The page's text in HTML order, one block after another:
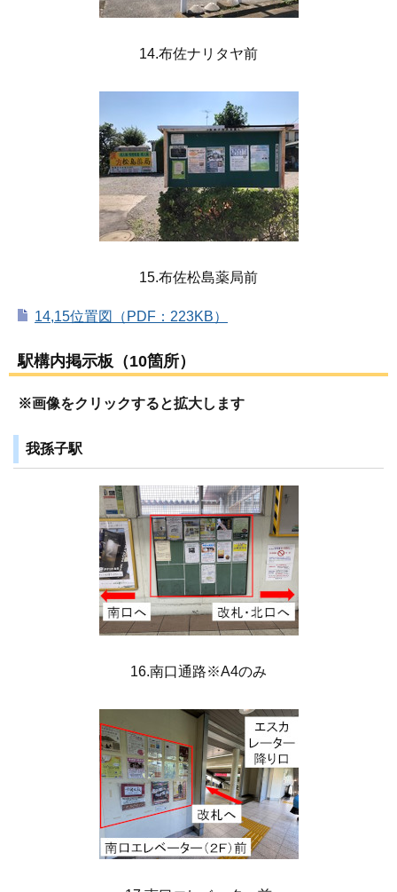
14.布佐ナリタヤ前
15.布佐松島薬局前
14,15位置図（PDF：223KB）
駅構内掲示板（10箇所）
※画像をクリックすると拡大します
我孫子駅
16.南口通路※A4のみ